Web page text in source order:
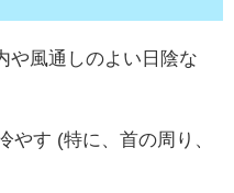
や風通しのよい日陰な
やす (特に、首の周り、